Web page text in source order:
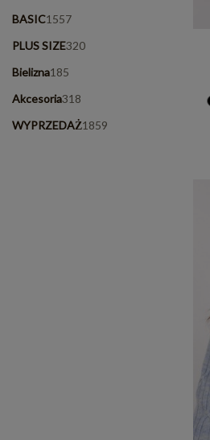
BASIC1557
PLUS SIZE320
Bielizna185
Akcesoria318
WYPRZEDAŻ1859